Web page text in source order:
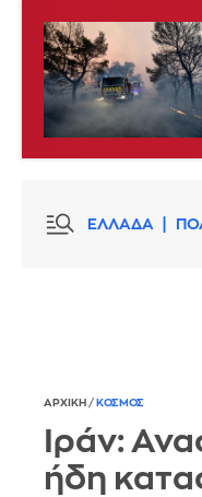
ΕΛΛΑΔΑ
ΑΡΧΙΚΗ / ΚΟΣΜΟΣ
Ιράν:
ήδη